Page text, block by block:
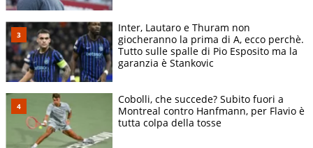
Inter, Lautaro e Thuram non
giocheranno la prima di A, ecco perchè.
Tutto sulle spalle di Pio Esposito ma la
garanzia è Stankovic
Cobolli, che succede? Subito fuori a
Montreal contro Hanfmann, per Flavio è
tutta colpa della tosse